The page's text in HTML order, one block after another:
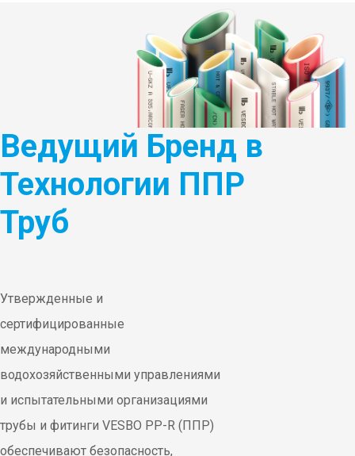
Ведущий Бренд в
Технологии ППР
Труб
Утвержденные и
сертифицированные
международными
водохозяйственными управлениями
и испытательными организациями
трубы и фитинги VESBO PP-R (ППР)
обеспечивают безопасность,